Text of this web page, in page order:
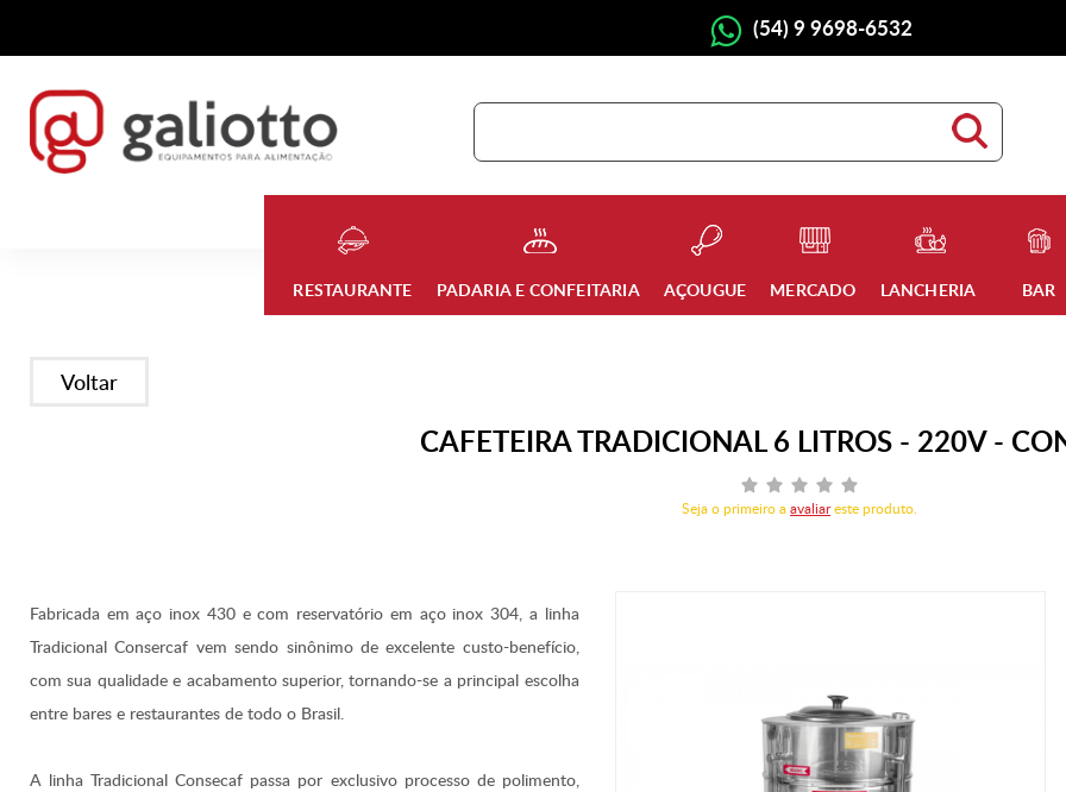
(54) 9 9698-6532
RESTAURANTE PADARIA E CONFEITARIA AÇOUGUE MERCADO LANCHERIA BAR
Voltar
CAFETEIRA TRADICIONAL 6 LITROS - 220V -
Seja o primeiro aavaliareste produto.
Fabricada em aço inox 430 e com reservatório em aço inox 304, a linha
Tradicional Consercaf vem sendo sinônimo de excelente custo-benefício,
com sua qualidade e acabamento superior, tornando-se a principal escolha
entre bares e restaurantes de todo o Brasil.
A linha Tradicional Consecaf passa por exclusivo processo de polimento,